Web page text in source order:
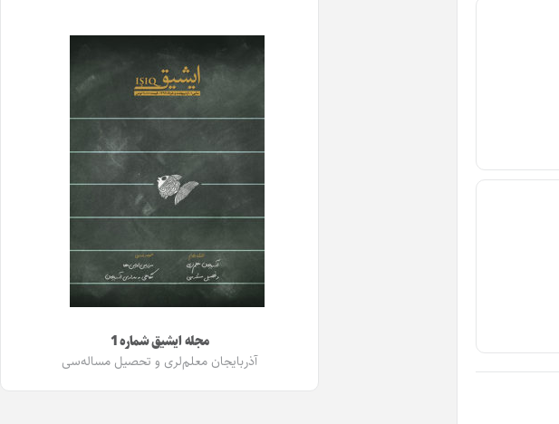
مجله ایشیق شماره 1
آذربایجان معلم‌لری و تحصیل مساله‌سی